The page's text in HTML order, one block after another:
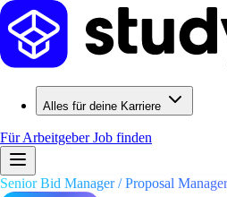
Alles für deine Karriere
Für ArbeitgeberJob finden
Senior Bid Manager / Proposal